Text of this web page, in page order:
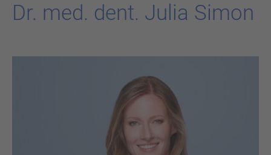
Dr. med. dent. Julia Simon